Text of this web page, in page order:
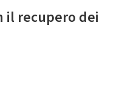
il recupero dei